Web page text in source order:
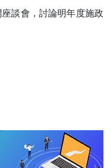
談會，討論明年度施政